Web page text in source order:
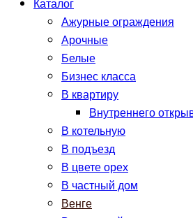
Каталог
Ажурные ограждения
Арочные
Белые
Бизнес класса
В квартиру
Внутреннего
В котельную
В подъезд
В цвете орех
В частный дом
Венге